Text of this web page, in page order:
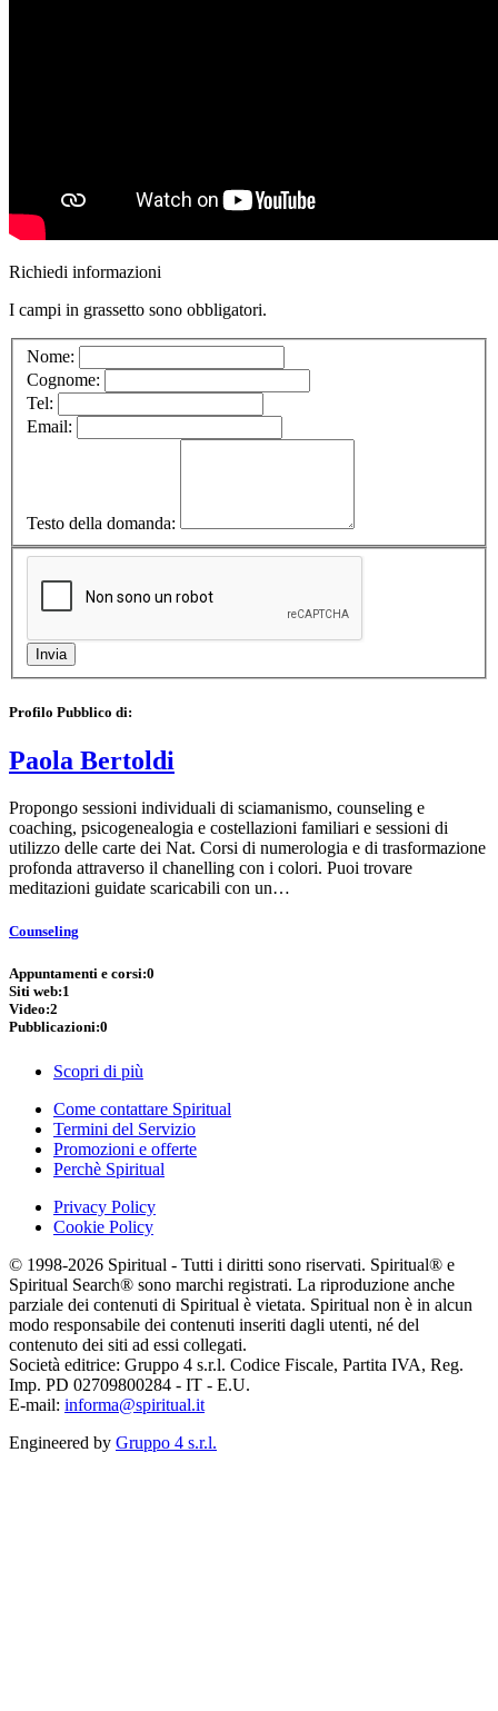
Richiedi informazioni
I campi in grassetto sono obbligatori.
Nome:
Cognome:
Tel:
Email:
Testo della domanda:
Profilo Pubblico di:
Paola Bertoldi
Propongo sessioni individuali di sciamanismo, counseling e
coaching, psicogenealogia e costellazioni familiari e sessioni di
utilizzo delle carte dei Nat. Corsi di numerologia e di trasformazione
profonda attraverso il chanelling con i colori. Puoi trovare
meditazioni guidate scaricabili con un…
Counseling
Appuntamenti e corsi:0
Siti web:1
Video:2
Pubblicazioni:0
Scopri di più
Come contattare Spiritual
Termini del Servizio
Promozioni e offerte
Perchè Spiritual
Privacy Policy
Cookie Policy
© 1998-2026 Spiritual - Tutti i diritti sono riservati. Spiritual® e
Spiritual Search® sono marchi registrati. La riproduzione anche
parziale dei contenuti di Spiritual è vietata. Spiritual non è in alcun
modo responsabile dei contenuti inseriti dagli utenti, né del
contenuto dei siti ad essi collegati.
Società editrice: Gruppo 4 s.r.l. Codice Fiscale, Partita IVA, Reg.
Imp. PD 02709800284 - IT - E.U.
E-mail: informa@spiritual.it
Engineered by Gruppo 4 s.r.l.